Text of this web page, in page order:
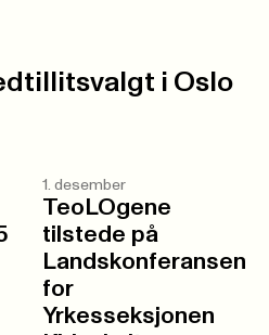
i Oslo
1. desember
TeoLOgene
tilstede på
Landskonferansen
for
Yrkesseksjonen